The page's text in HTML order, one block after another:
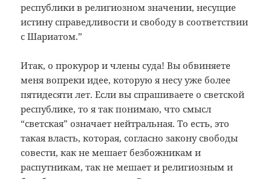
республики в религиозном значении, несущие
истину справедливости и свободу в соответствии
с Шариатом.”
Итак, о прокурор и члены суда! Вы обвиняете
меня вопреки идее, которую я несу уже более
пятидесяти лет. Если вы спрашиваете о светской
республике, то я так понимаю, что смысл
“светская” означает нейтральная. То есть, это
такая власть, которая, согласно закону свободы
совести, как не мешает безбожникам и
распутникам, так не мешает и религиозным и